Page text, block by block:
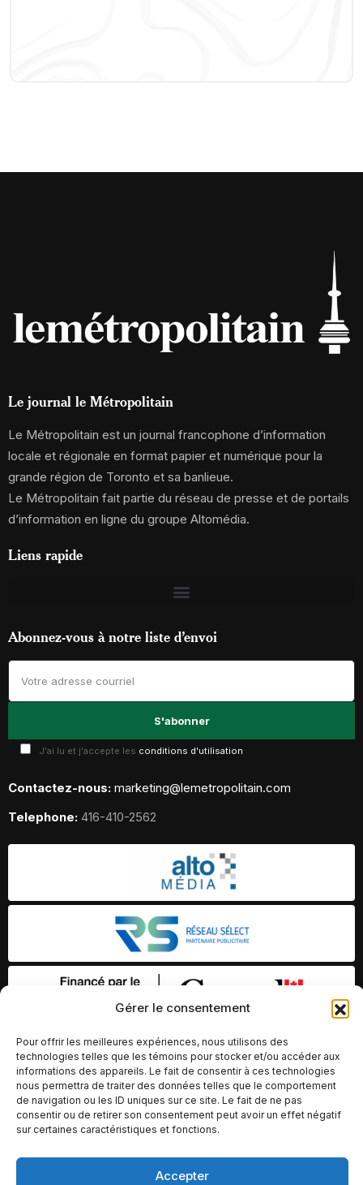
Gérer le consentement
Pour offrir les meilleures expériences, nous utilisons des
technologies telles que les témoins pour stocker et/ou accéder aux
informations des appareils. Le fait de consentir à ces technologies
nous permettra de traiter des données telles que le comportement
de navigation ou les ID uniques sur ce site. Le fait de ne pas
consentir ou de retirer son consentement peut avoir un effet négatif
sur certaines caractéristiques et fonctions.
Accepter
Le journal le Métropolitain
Le Métropolitain est un journal francophone d’information
locale et régionale en format papier et numérique pour la
grande région de Toronto et sa banlieue.
Le Métropolitain fait partie du réseau de presse et de portails
d’information en ligne du groupe Altomédia.
Liens rapide
Abonnez-vous à notre liste d’envoi
J'ai lu et j'accepte les conditions d'utilisation
Contactez-nous: marketing@lemetropolitain.com
Telephone: 416-410-2562
© Copyright 2026 – Altomédia Inc |